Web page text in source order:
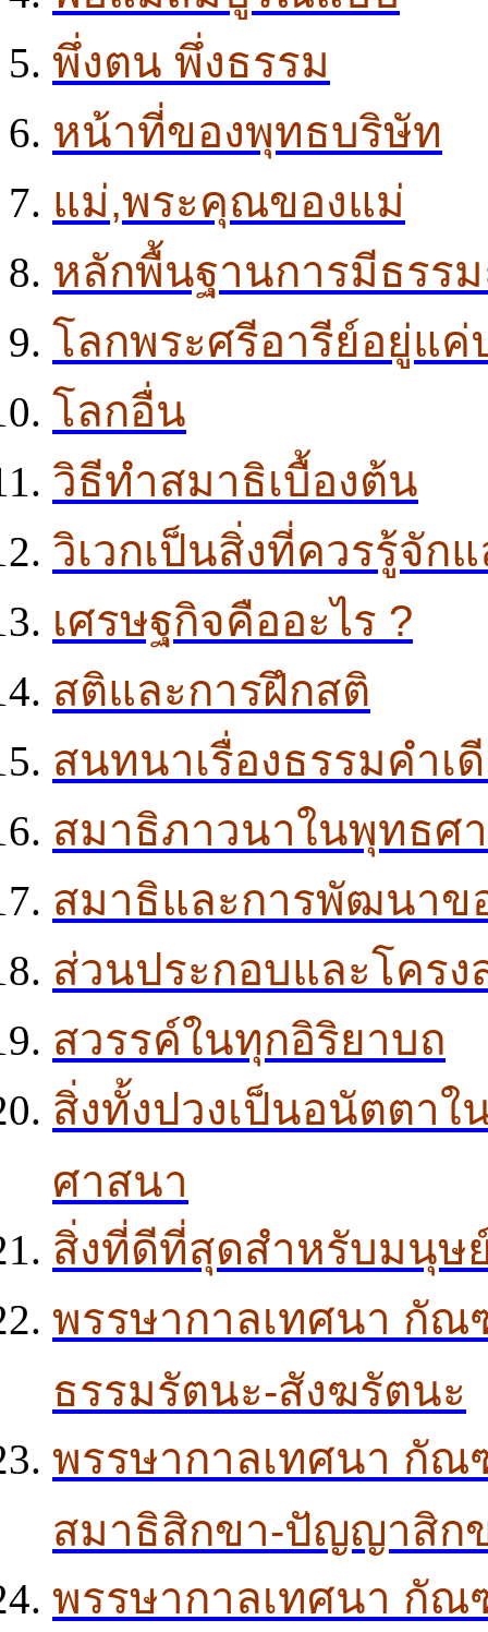
พึ่งตน พึ่งธรรม
หน้าที่ของพุทธบริษัท
แม่,พระคุณของแม่
หลักพื้นฐานการมีธรร
โลกพระศรีอารีย์อยู่แค่
โลกอื่น
วิธีทำสมาธิเบื้องต้น
วิเวกเป็นสิ่งที่ควรรู้จัก
เศรษฐกิจคืออะไร ?
สติและการฝึกสติ
สนทนาเรื่องธรรมคำเ
สมาธิภาวนาในพุทธศ
สมาธิและการพัฒนาข
ส่วนประกอบและโครง
สวรรค์ในทุกอิริยาบถ
สิ่งทั้งปวงเป็นอนัตตา
ศาสนา
สิ่งที่ดีที่สุดสำหรับมนุษ
พรรษากาลเทศนา กัณ
ธรรมรัตนะ-สังฆรัตนะ
พรรษากาลเทศนา กัณ
สมาธิสิกขา-ปัญญาสิก
พรรษากาลเทศนา กัณ